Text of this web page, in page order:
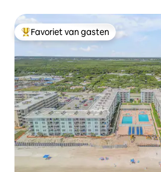
Topfavoriet van gasten
Favoriet van gasten